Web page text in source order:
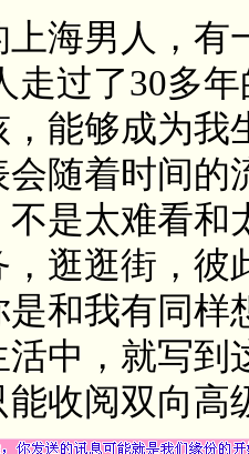
海男人，有
走过了30多
能够成为我
会随着时间
是太难看和
，逛逛街，
是和我有同
活中，就写
收阅双向高